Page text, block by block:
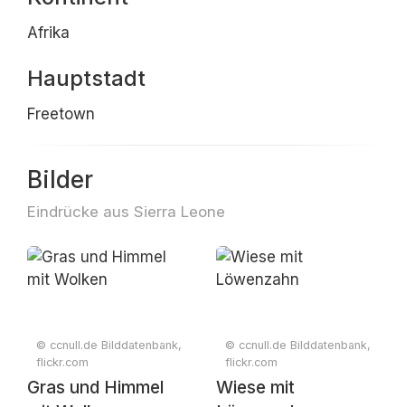
Afrika
Hauptstadt
Freetown
Bilder
Eindrücke aus Sierra Leone
© ccnull.de Bilddatenbank,
flickr.com
Gras und Himmel
© ccnull.de Bilddatenbank,
flickr.com
Wiese mit